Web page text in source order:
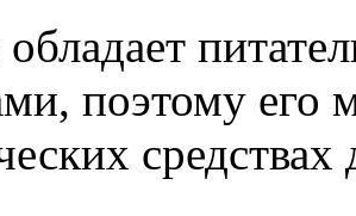
обладает
поэтому его